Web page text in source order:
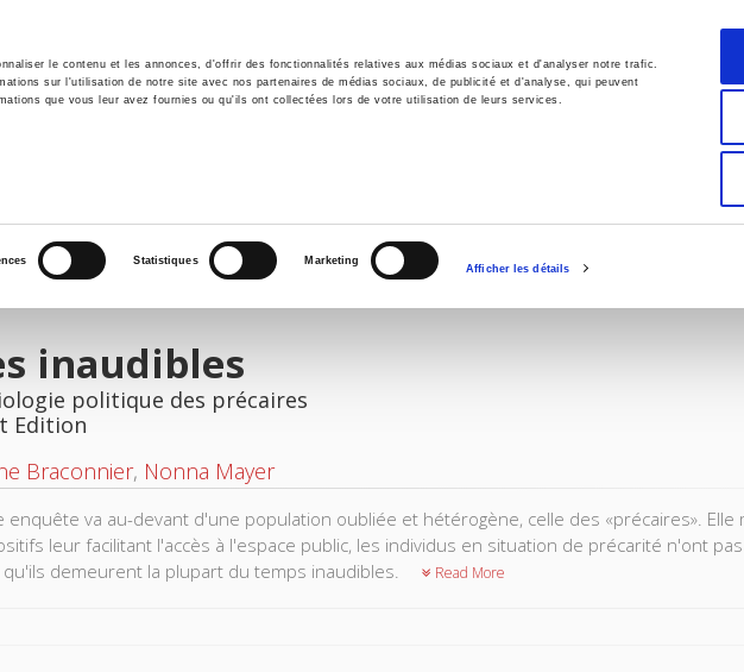
le contenu et les annonces, d'offrir des fonctionnalités relatives aux médias sociaux et d'analyser notre trafic.
sur l'utilisation de notre site avec nos partenaires de médias sociaux, de publicité et d'analyse, qui peuvent
que vous leur avez fournies ou qu'ils ont collectées lors de votre utilisation de leurs services.
Statistiques Marketing
Afficher les détails
Environment History International Politics
inaudibles
politique des précaires
Edition
Braconnier, Nonna Mayer
enquête va au-devant d'une population oubliée et hétérogène, celle des «précaires».
leur facilitant l'accès à l'espace public, les individus en situation de précarité n'ont
qu'ils demeurent la plupart du temps inaudibles.
Read More